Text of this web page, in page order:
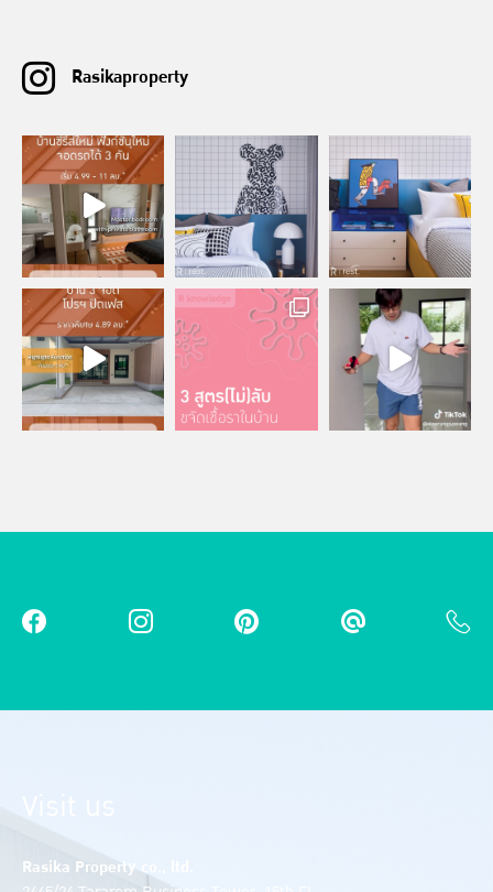
Rasikaproperty
Visit us
Rasika Property co., ltd.